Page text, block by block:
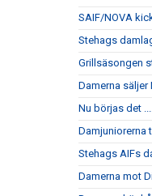
SAIF/NOVA
Stehags
Grillsäsongen
Damerna säljer
Nu börjas det
Damjuniorerna
Stehags AIFs
Damerna mot